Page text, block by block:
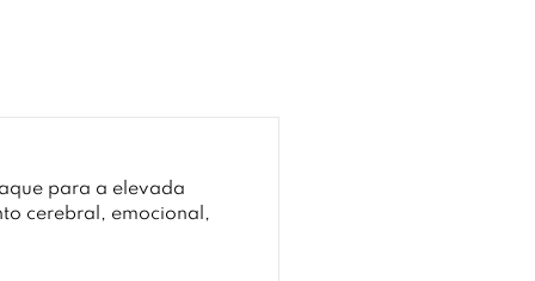
para a elevada
cerebral, emocional,